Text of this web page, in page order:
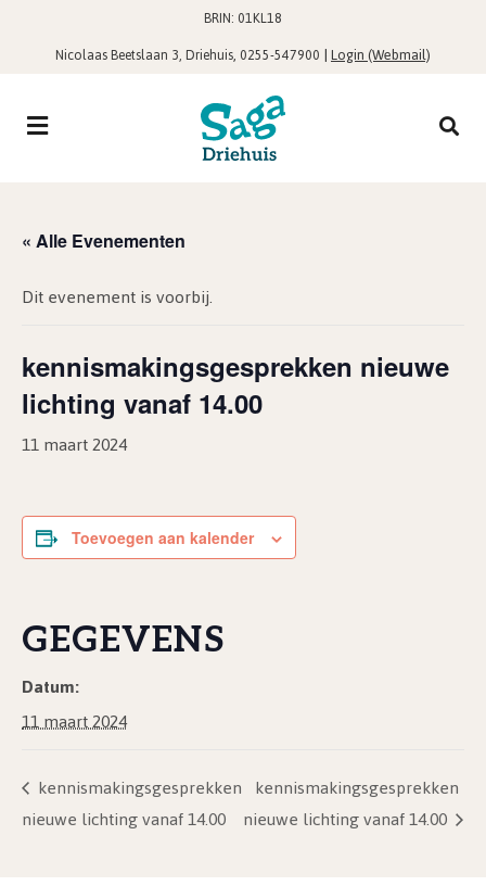
BRIN: 01KL18
Nicolaas Beetslaan 3, Driehuis, 0255-547900 |Login (Webmail)
« Alle Evenementen
Dit evenement is voorbij.
kennismakingsgesprekken nieuwe
lichting vanaf 14.00
11 maart 2024
Toevoegen aan kalender
GEGEVENS
Datum:
11 maart 2024
kennismakingsgesprekken
nieuwe lichting vanaf 14.00
kennismakingsgesprekken
nieuwe lichting vanaf 14.00